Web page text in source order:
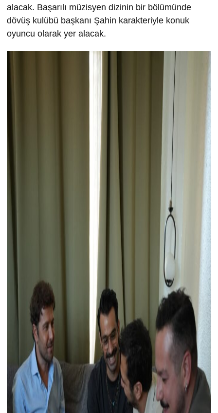
alacak. Başarılı müzisyen dizinin bir bölümünde
dövüş kulübü başkanı Şahin karakteriyle konuk
oyuncu olarak yer alacak.